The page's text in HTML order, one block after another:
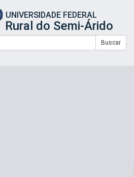
UNIVERSIDADE FEDERAL
Rural do Semi-Árido
Buscar